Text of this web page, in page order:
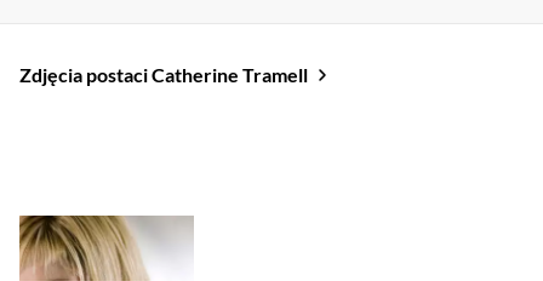
Zdjęcia postaci Catherine Tramell